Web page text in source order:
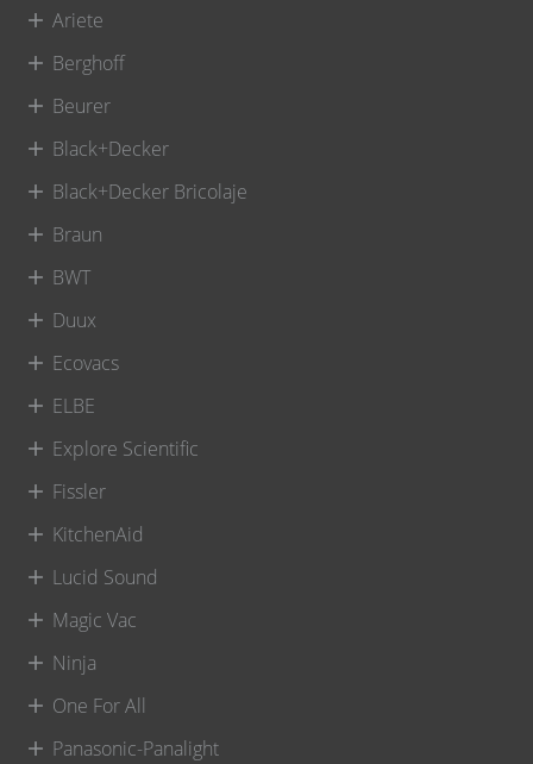
Ariete
Berghoff
Beurer
Black+Decker
Black+Decker Bricolaje
Braun
BWT
Duux
Ecovacs
ELBE
Explore Scientific
Fissler
KitchenAid
Lucid Sound
Magic Vac
Ninja
One For All
Panasonic-Panalight